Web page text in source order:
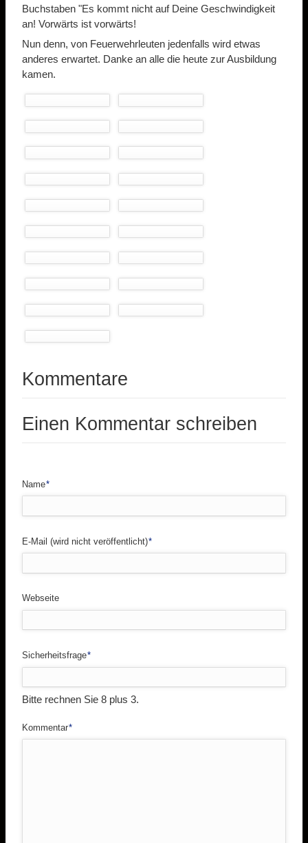
Buchstaben "Es kommt nicht auf Deine Geschwindigkeit
an! Vorwärts ist vorwärts!
Nun denn, von Feuerwehrleuten jedenfalls wird etwas
anderes erwartet. Danke an alle die heute zur Ausbildung
kamen.
Kommentare
Einen Kommentar schreiben
Pflichtfeld
Name*
Pflichtfeld
E-Mail (wird nicht veröffentlicht)*
Webseite
Pflichtfeld
Sicherheitsfrage*
Bitte rechnen Sie 8 plus 3.
Pflichtfeld
Kommentar*